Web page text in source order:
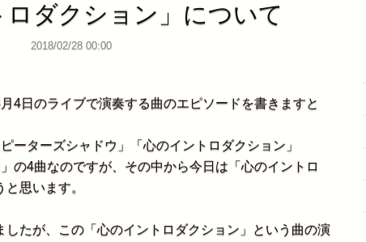
ロダクション」について
2018/02/28 00:00
4日のライブで演奏する曲のエピソードを書きますと
ーターズシャドウ」「心のイントロダクション」
の4曲なのですが、その中から今日は「心のイントロ
思います。
たが、この「心のイントロダクション」という曲の演